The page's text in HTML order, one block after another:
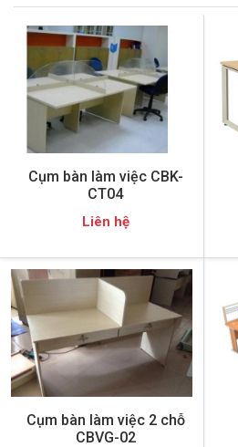
Cụm bàn làm việc CBK-
CT04
Liên hệ
Cụm bàn làm việc 2 chỗ
CBVG-02